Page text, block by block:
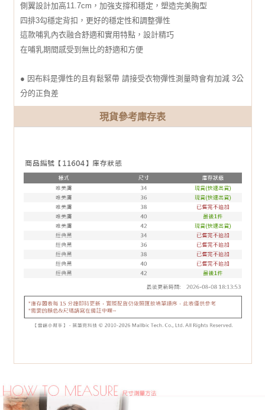
側翼設計加高11.7cm，加強支撐和穩定，塑造完美胸型
四排3勾穩定背扣，更好的穩定性和調整彈性
這款哺乳內衣融合舒適和實用特點，設計精巧
在哺乳期間感受到無比的舒適和方便
● 因布料是彈性的且有鬆緊帶 請接受衣物彈性測量時會有加減 3公
分的正負差
現貨參考庫存表